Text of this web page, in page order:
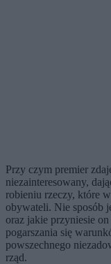
Przy czym premier
niezainteresowany,
robieniu rzeczy, które
obywateli. Nie sposób
oraz jakie przyniesie
pogarszania się
powszechnego
rząd.